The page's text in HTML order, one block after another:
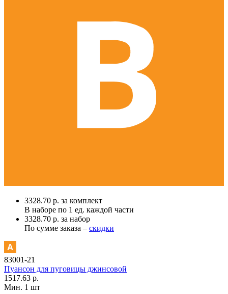
3328.70 р. за комплект
В наборе по 1 ед. каждой части
3328.70 р. за набор
По сумме заказа – скидки
83001-21
Пуансон для пуговицы джинсовой
1517.63 р.
Мин. 1 шт